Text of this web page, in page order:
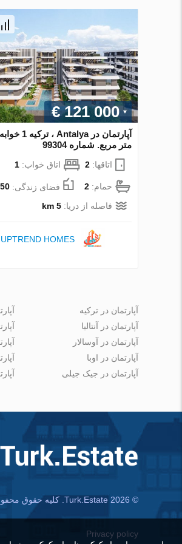
€ 121 000
متر مربع. شماره 99304
اتاقها: 2 اتاق خواب: 1
حمام: 2 فضای زندگی: 50 m
فاصله از دریا: 5 km
UPTREND HOMES
آپارتمان در ترکیه
آپارتمان در آنتالیا
آپارتمان در آوسالار
آپارتمان در اوبا
آپارتمان در جیک جیلی
© Turk.Estate 2026. کلیه حقوق محفوظ است.
Privacy policy